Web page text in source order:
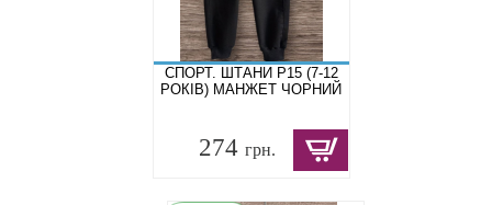
СПОРТ. ШТАНИ P15 (7-12
РОКІВ) МАНЖЕТ ЧОРНИЙ
274 грн.